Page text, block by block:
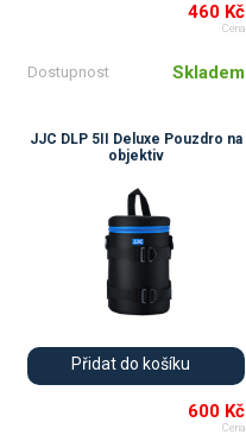
460 Kč
Cena
Dostupnost Skladem
JJC DLP 5II Deluxe Pouzdro na
objektiv
Přidat do košíku
600 Kč
Cena